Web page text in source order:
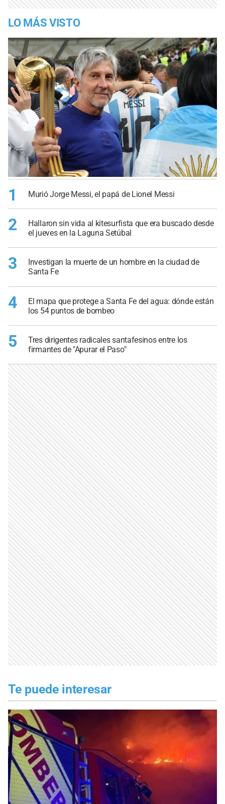
LO MÁS VISTO
1 Murió Jorge Messi, el papá de Lionel Messi
2
Hallaron sin vida al kitesurfista que era buscado desde
el jueves en la Laguna Setúbal
3
Investigan la muerte de un hombre en la ciudad de
Santa Fe
4
El mapa que protege a Santa Fe del agua: dónde están
los 54 puntos de bombeo
5
Tres dirigentes radicales santafesinos entre los
firmantes de "Apurar el Paso"
Te puede interesar